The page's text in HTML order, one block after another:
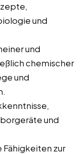
und
und
chemischer
und
und
zur